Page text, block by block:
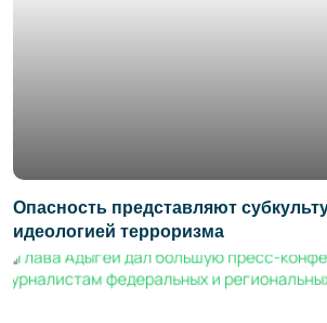
Опасность представляют
идеологией терроризма